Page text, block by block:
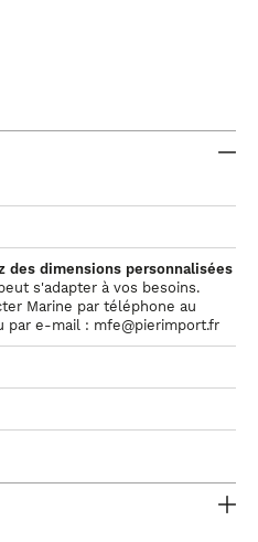
des dimensions personnalisées
s'adapter à vos besoins.
Marine par téléphone au
par e-mail : mfe@pierimport.fr